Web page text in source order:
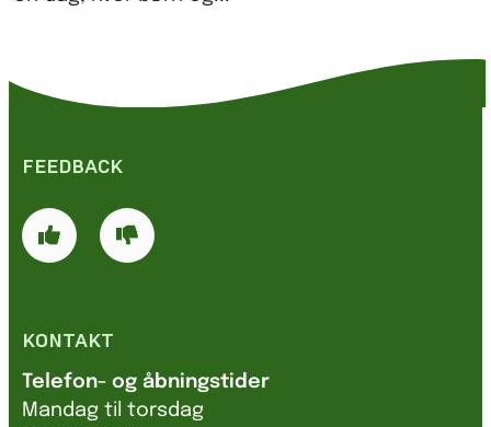
FEEDBACK
KONTAKT
Telefon- og åbningstider
Mandag til torsdag